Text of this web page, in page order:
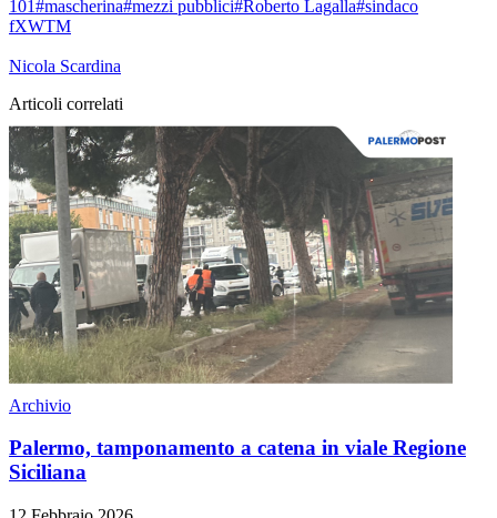
101#mascherina#mezzi pubblici#Roberto Lagalla#sindaco
fXWTM
Nicola Scardina
Articoli correlati
Archivio
Palermo, tamponamento a catena in viale Regione
Siciliana